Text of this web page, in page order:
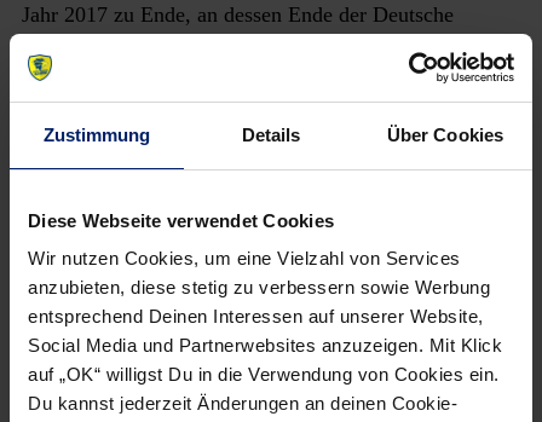
Zustimmung Details Über Cookies
Diese Webseite verwendet Cookies
Wir nutzen Cookies, um eine Vielzahl von Services
anzubieten, diese stetig zu verbessern sowie Werbung
entsprechend Deinen Interessen auf unserer Website,
Social Media und Partnerwebsites anzuzeigen. Mit Klick
auf „OK“ willigst Du in die Verwendung von Cookies ein.
Du kannst jederzeit Änderungen an deinen Cookie-
Jahr 2017 zu Ende, an dessen Ende der Deutsche
Meister erneut an der Tabellenspitze der DKB Handball-
Bundesliga steht. Weiter geht es in der Bundesliga am
TBV Lemgo.
(13:16)
TVB 1898 Stuttgart: Maier, Sdunek; Schimmelbauer
(1), Salger (7), Weiß (1), Schagen (4), Schweikhardt
(3), Späth (2), Baumgarten, Röthlisberger, Burmeister,
Kretschmer, Orlowski (5), Pfattheicher